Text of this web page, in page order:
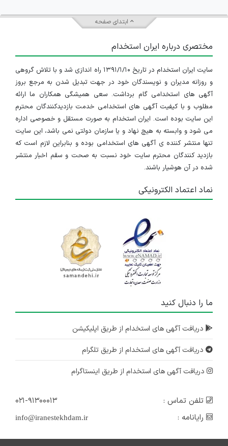
ابتدای صفحه
مختصری درباره ایران استخدام
سایت ایران استخدام در تاریخ ۱۳۹۱/۱/۱۰ راه اندازی شد و با تلاش گروهی
و روزانه مدیران و نویسندگان خود در جهت تبدیل شدن به مرجع بروز
آگهی های استخدامی گام برداشت. سعی همیشگی همکاران ما ارائه
مطلوب و با کیفیت آگهی های استخدامی خدمت بازدیدکنندگان محترم
این سایت بوده است. ایران استخدام به صورت مستقل و خصوصی اداره
می شود و وابسته به هیچ نهاد و یا سازمان دولتی نمی باشد، این سایت
تنها منتشر کننده ی آگهی های استخدامی بوده و بنابراین لازم است که
بازدید کنندگان محترم سایت خود نسبت به صحت و سقم اخبار منتشر
شده در آن هوشیار باشند.
نماد اعتماد الکترونیکی
ما را دنبال کنید
دریافت آگهی های استخدام از طریق اپلیکیشن
دریافت آگهی های استخدام از طریق تلگرام
دریافت آگهی های استخدام از طریق اینستاگرام
تلفن تماس :
۰۲۱-۹۱۳۰۰۰۱۳
رایانامه :
info@iranestekhdam.ir